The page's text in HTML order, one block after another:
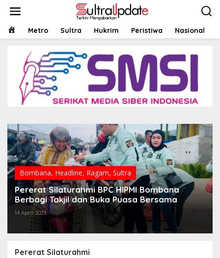
HOMEMetro Sultra Hukrim Peristiwa Nasional
Bombana, Headline, Ragam, Sultra
Pererat Silaturahmi BPC HIPMI Bombana
Berbagi Takjil dan Buka Puasa Bersama
14 April 2023
Pererat Silaturahmi